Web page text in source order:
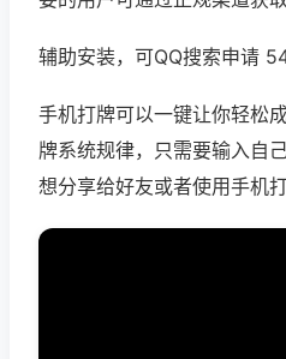
辅助安装，可QQ搜索申请
手机打牌可以一键让你轻松
牌系统规律，只需要输入自
想分享给好友或者使用手机